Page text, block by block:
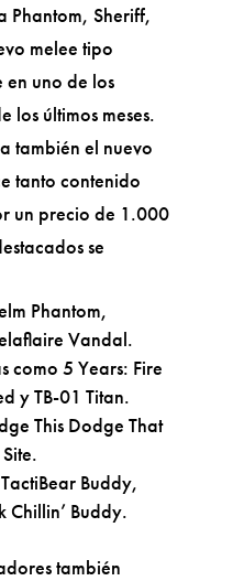
Phantom, Sheriff,
melee tipo
uno de los
los últimos meses.
también el nuevo
tanto contenido
un precio de 1.000
se
Phantom,
Vandal.
como 5 Years: Fire
y TB-01 Titan.
This Dodge That
Buddy,
Chillin’ Buddy.
también